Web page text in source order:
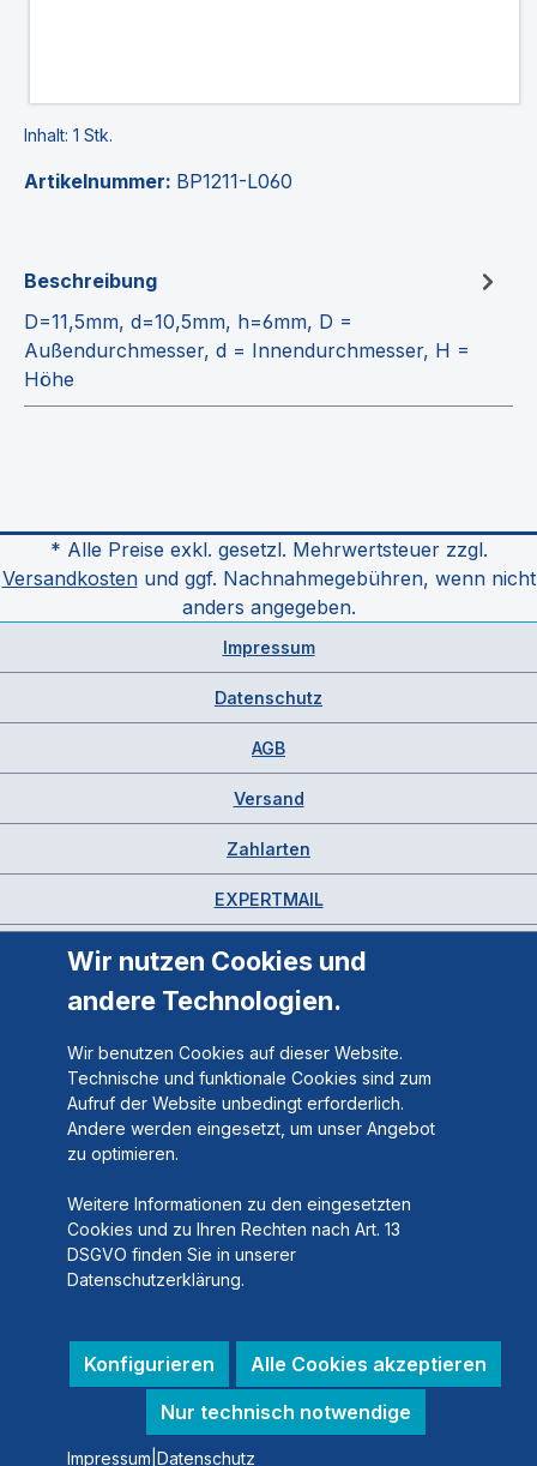
Inhalt: 1 Stk.
Artikelnummer: BP1211-L060
Beschreibung
D=11,5mm, d=10,5mm, h=6mm, D =
Außendurchmesser, d = Innendurchmesser, H =
Höhe
* Alle Preise exkl. gesetzl. Mehrwertsteuer zzgl.
Versandkostenund ggf. Nachnahmegebühren, wenn nicht
anders angegeben.
Impressum
Datenschutz
AGB
Versand
Zahlarten
EXPERTMAIL
Wir nutzen Cookies und
andere Technologien.
Wir benutzen Cookies auf dieser Website.
Technische und funktionale Cookies sind zum
Aufruf der Website unbedingt erforderlich.
Andere werden eingesetzt, um unser Angebot
zu optimieren.
Weitere Informationen zu den eingesetzten
Cookies und zu Ihren Rechten nach Art. 13
DSGVO finden Sie in unserer
Datenschutzerklärung.
Konfigurieren
Alle Cookies akzeptieren
Nur technisch notwendige
Impressum Datenschutz